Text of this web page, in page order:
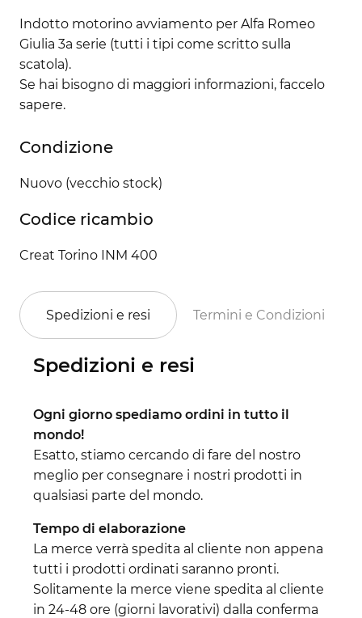
Indotto motorino avviamento per Alfa Romeo
Giulia 3a serie (tutti i tipi come scritto sulla
scatola).
Se hai bisogno di maggiori informazioni, faccelo
sapere.
Condizione
Nuovo (vecchio stock)
Codice ricambio
Creat Torino INM 400
Spedizioni e resi Termini e Condizioni
Spedizioni e resi
Ogni giorno spediamo ordini in tutto il
mondo!
Esatto, stiamo cercando di fare del nostro
meglio per consegnare i nostri prodotti in
qualsiasi parte del mondo.
Tempo di elaborazione
La merce verrà spedita al cliente non appena
tutti i prodotti ordinati saranno pronti.
Solitamente la merce viene spedita al cliente
in 24-48 ore (giorni lavorativi) dalla conferma